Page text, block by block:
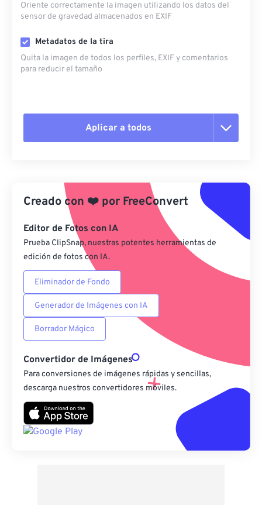
Oriente correctamente la imagen utilizando los datos del
sensor de gravedad almacenados en EXIF
Metadatos de la tira
Quita la imagen de todos los perfiles, EXIF ​​y comentarios
para reducir el tamaño
Aplicar a todos
Aplicar desde el ajuste preestablecido
Guardar como preestablecido
Creado con ❤️ por FreeConvert
Editor de Fotos con IA
Prueba ClipSnap, nuestras potentes herramientas de
edición de fotos con IA.
Eliminador de Fondo
Generador de Imágenes con IA
Borrador Mágico
Convertidor de Imágenes
Para conversiones de imágenes rápidas y sencillas,
descarga nuestros convertidores móviles.